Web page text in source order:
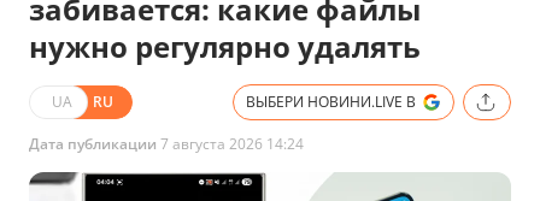
забивается: какие файлы
нужно регулярно удалять
UA RU ВЫБЕРИ НОВИНИ.LIVE В
Дата публикации 7 августа 2026 14:24